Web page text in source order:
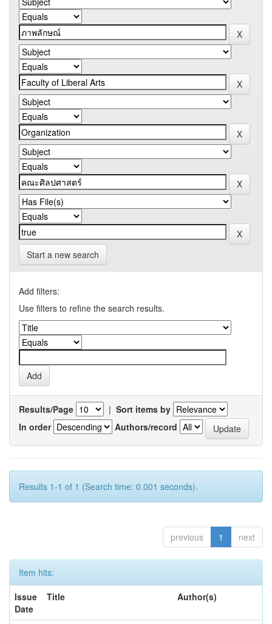
Start a new search
Add filters:
Use filters to refine the search results.
Results/Page | Sort items by
In order
Authors/record
Results 1-1 of 1 (Search time: 0.001 seconds).
previous 1 next
Item hits:
Issue
Date
Title Author(s)